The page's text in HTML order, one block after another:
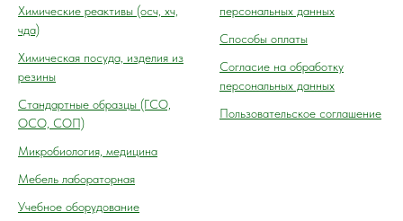
Химические реактивы (осч, хч,
чда)
Химическая посуда, изделия из
резины
Cтандартные образцы (ГСО,
ОСО, СОП)
Микробиология, медицина
Мебель лабораторная
Учебное оборудование
персональных данных
Способы оплаты
Согласие на обработку
персональных данных
Пользовательское соглашение